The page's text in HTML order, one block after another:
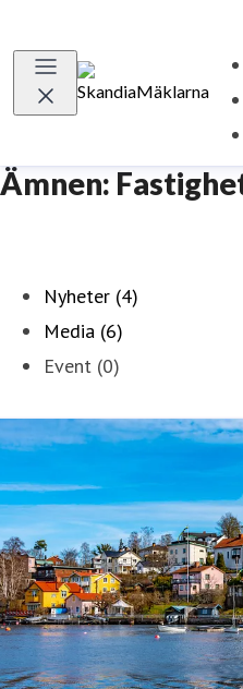
Ämnen:
Nyheter (4)
Media (6)
Event (0)